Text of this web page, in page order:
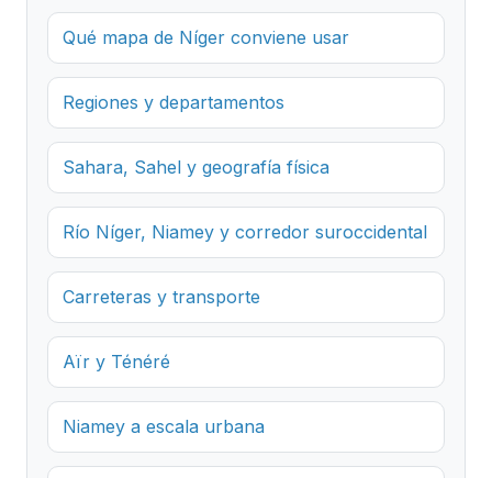
Qué mapa de Níger conviene usar
Regiones y departamentos
Sahara, Sahel y geografía física
Río Níger, Niamey y corredor suroccidental
Carreteras y transporte
Aïr y Ténéré
Niamey a escala urbana